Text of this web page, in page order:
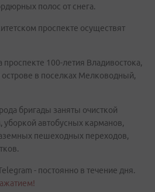
полос от снега.
проспекте осуществят
проспекте 100-летия Владивостока,
в поселках Мелководный,
бригады заняты очисткой
уборкой автобусных карманов,
пешеходных переходов,
- постоянно в течение дня.